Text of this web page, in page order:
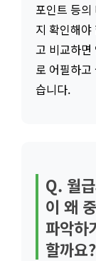
포인트 등
지 확인해
고 비교하면
로 어필하
습니다.
Q. 월
이 왜
파악하
할까요?